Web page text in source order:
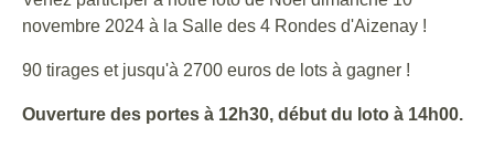
novembre 2024 à la Salle des 4 Rondes d'Aizenay !
90 tirages et jusqu'à 2700 euros de lots à gagner !
Ouverture des portes à 12h30, début du loto à 14h00.